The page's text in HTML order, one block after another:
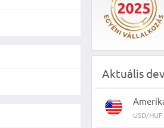
Aktuális
USD/HUF